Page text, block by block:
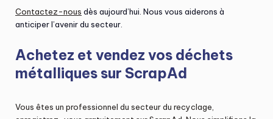
Contactez-nous dès aujourd’hui. Nous vous aiderons à
anticiper l’avenir du secteur.
Achetez et vendez vos déchets
métalliques sur ScrapAd
Vous êtes un professionnel du secteur du recyclage,